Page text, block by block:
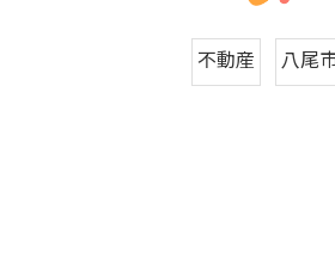
不動産 八尾